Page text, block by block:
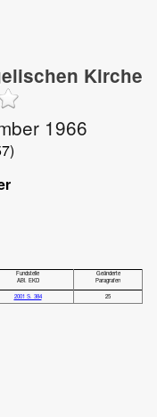
Kirche
1966
Fundstelle
ABl. EKD
Geänderte
Paragrafen
2001 S. 384 25